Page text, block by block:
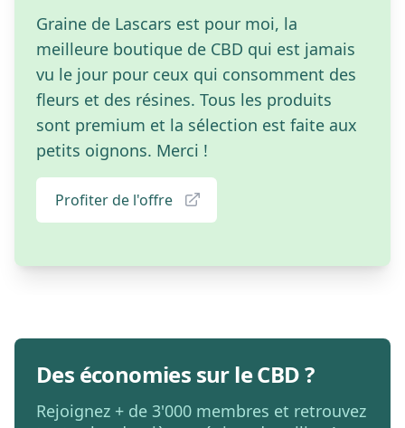
Graine de Lascars est pour moi, la
meilleure boutique de CBD qui est jamais
vu le jour pour ceux qui consomment des
fleurs et des résines. Tous les produits
sont premium et la sélection est faite aux
petits oignons. Merci !
Profiter de l'offre
Des économies sur le CBD ?
Rejoignez + de 3'000 membres et retrouvez